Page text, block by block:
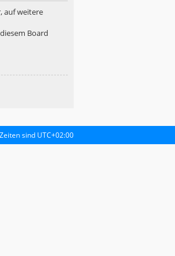
auf weitere
Board
sind UTC+02:00